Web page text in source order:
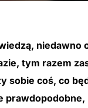
niedawno
tym razem
sobie coś, co